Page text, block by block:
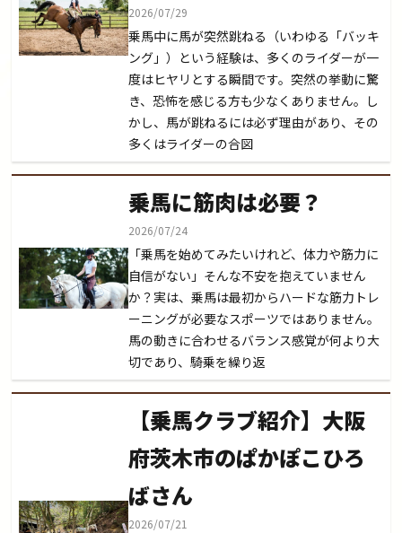
2026/07/29
乗馬中に馬が突然跳ねる（いわゆる「バッキ
ング」）という経験は、多くのライダーが一
度はヒヤリとする瞬間です。突然の挙動に驚
き、恐怖を感じる方も少なくありません。し
かし、馬が跳ねるには必ず理由があり、その
多くはライダーの合図
乗馬に筋肉は必要？
2026/07/24
「乗馬を始めてみたいけれど、体力や筋力に
自信がない」そんな不安を抱えていません
か？実は、乗馬は最初からハードな筋力トレ
ーニングが必要なスポーツではありません。
馬の動きに合わせるバランス感覚が何より大
切であり、騎乗を繰り返
【乗馬クラブ紹介】大阪
府茨木市のぱかぽこひろ
ばさん
2026/07/21